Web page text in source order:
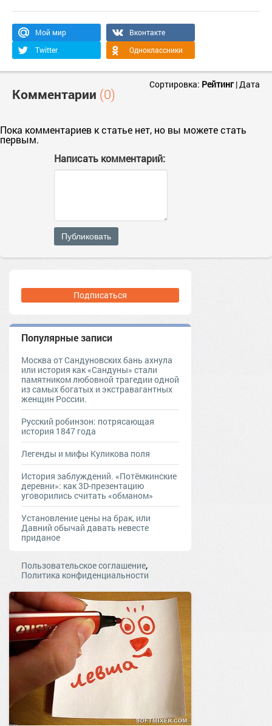
Мой мир
Вконтакте
Twitter
Одноклассники
Комментарии (0)
Сортировка: Рейтинг|Дата
Пока комментариев к статье нет, но вы можете стать
первым.
Написать комментарий:
Публиковать
Подписаться
Популярные записи
Москва от Сандуновских бань ахнула
или история как «Сандуны» стали
памятником любовной трагедии одной
из самых богатых и экстравагантных
женщин России.
Русский робинзон: потрясающая
история 1847 года
Легенды и мифы Куликова поля
История заблуждений. «Потёмкинские
деревни»: как 3D-презентацию
уговорились считать «обманом»
Установление цены на брак, или
Давний обычай давать невесте
приданое
Пользовательское соглашение,
Политика конфиденциальности